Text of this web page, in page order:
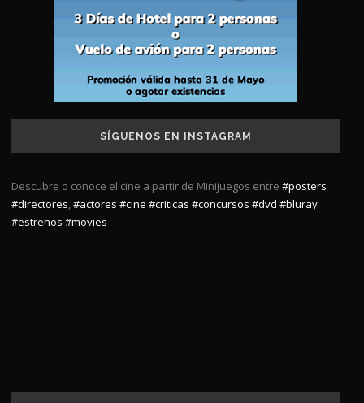
SÍGUENOS EN INSTAGRAM
Descubre o conoce el cine a partir de Minijuegos entre #posters
#directores,#actores #cine #criticas #concursos #dvd #bluray
#estrenos #movies